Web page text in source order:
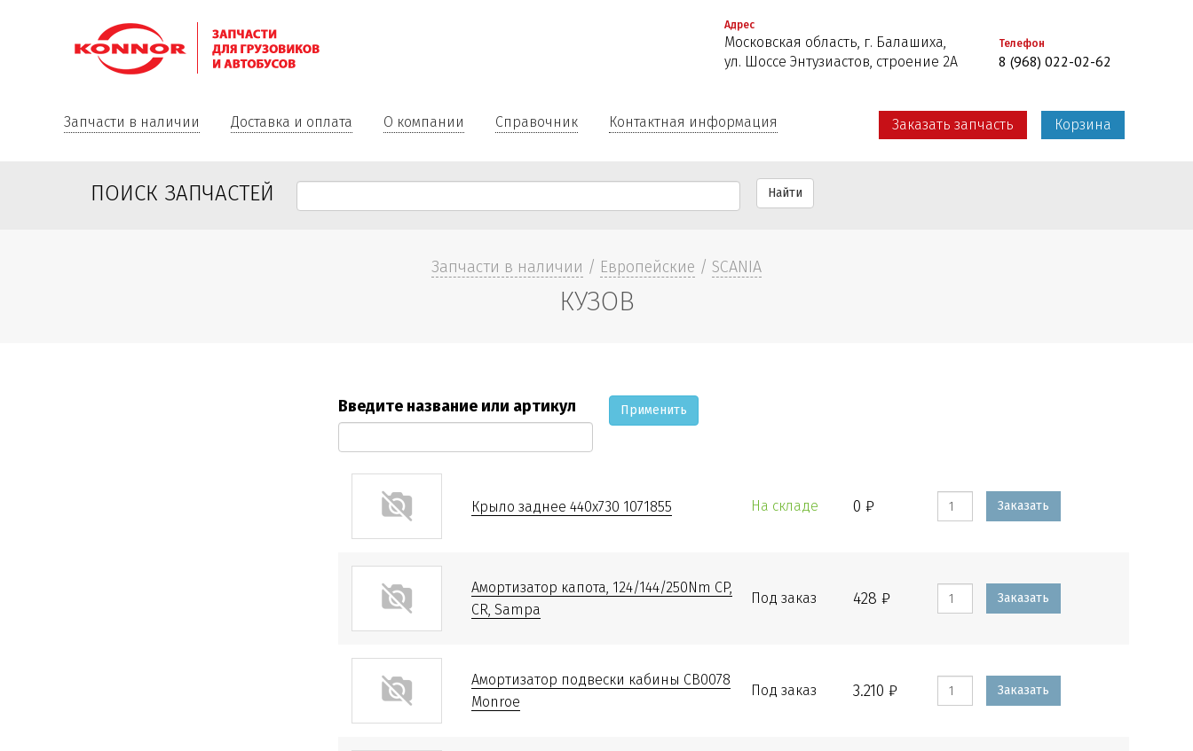
Адрес
Московская область, г. Балашиха,
ул. Шоссе Энтузиастов, строение 2А
Телефон
8 (968) 022-02-62
Запчасти в наличии Доставка и оплата О компании Справочник Контактная информация Заказать запчасть Корзина
ПОИСК ЗАПЧАСТЕЙ Найти
Запчасти в наличии / Европейские / SCANIA
КУЗОВ
Введите название или артикул Применить
Крыло заднее 440х730 1071855 На складе 0 ₽ Заказать
Амортизатор капота, 124/144/250Nm CP,
CR, Sampa
Под заказ 428 ₽ Заказать
Амортизатор подвески кабины CB0078
Monroe
Под заказ 3.210 ₽ Заказать